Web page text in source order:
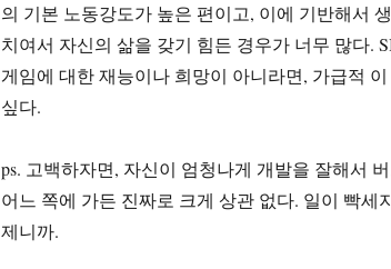
의 기본 노동강도가 높은 편이고, 이에 기반해서
치여서 자신의 삶을 갖기 힘든 경우가 너무 많다.
게임에 대한 재능이나 희망이 아니라면, 가급적
싶다.
ps. 고백하자면, 자신이 엄청나게 개발을 잘해서
어느 쪽에 가든 진짜로 크게 상관 없다. 일이 빡세
제니까.